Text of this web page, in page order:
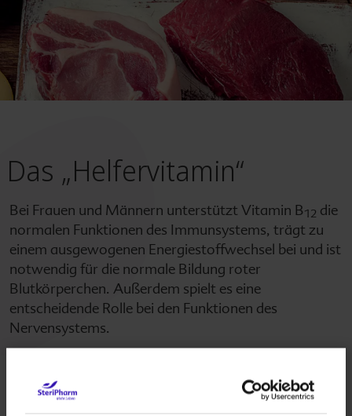
Das „Helfervitamin“
Bei Frauen und Männern unterstützt Vitamin B12 die
normalen Funktionen des Immunsystems, trägt zu
einem ausgewogenen Energiestoffwechsel bei und ist
notwendig für die normale Bildung roter
Blutkörperchen. Außerdem spielt es eine
entscheidende Rolle bei den Funktionen des
Nervensystems.
Zusammenhang mit Folsäure ein. Ohne eine
genügend hohe Menge an dem „Helfervitamin“ B